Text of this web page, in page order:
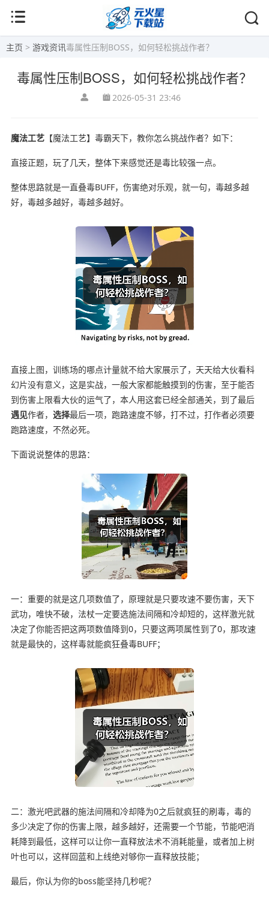
主页 > 游戏资讯毒属性压制BOSS，如何轻松挑战作者？
毒属性压制BOSS，如何轻松挑战作者？
2026-05-31 23:46
魔法工艺【魔法工艺】毒霸天下，教你怎么挑战作者？如下：
直接正题，玩了几天，整体下来感觉还是毒比较强一点。
整体思路就是一直叠毒BUFF，伤害绝对乐观，就一句，毒越多越
好，毒越多越好，毒越多越好。
直接上图，训练场的哪点计量就不给大家展示了，天天给大伙看科
幻片没有意义，这是实战，一般大家都能触摸到的伤害，至于能否
到伤害上限看大伙的运气了，本人用这套已经全部通关，到了最后
遇见作者， 选择最后一项，跑路速度不够，打不过，打作者必须要
跑路速度，不然必死。
下面说说整体的思路：
一：重要的就是这几项数值了，原理就是只要攻速不要伤害，天下
武功，唯快不破，法杖一定要选施法间隔和冷却短的，这样激光就
决定了你能否把这两项数值降到0，只要这两项属性到了0，那攻速
就是最快的，这样毒就能疯狂叠毒BUFF；
二：激光吧武器的施法间隔和冷却降为0之后就疯狂的刷毒，毒的
多少决定了你的伤害上限，越多越好，还需要一个节能，节能吧消
耗降到最低，这样可以让你一直释放法术不消耗能量，或者加上树
叶也可以，这样回蓝和上线绝对够你一直释放技能；
最后，你认为你的boss能坚持几秒呢？